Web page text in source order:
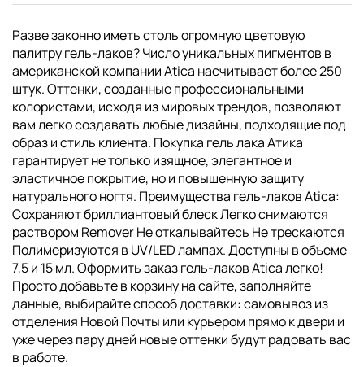
Разве законно иметь столь огромную цветовую
палитру гель-лаков? Число уникальных пигментов в
американской компании Atica насчитывает более 250
штук. Оттенки, созданные профессиональными
колористами, исходя из мировых трендов, позволяют
вам легко создавать любые дизайны, подходящие под
образ и стиль клиента. Покупка гель лака Атика
гарантирует не только изящное, элегантное и
эластичное покрытие, но и повышенную защиту
натурального ногтя. Преимущества гель-лаков Atica:
Сохраняют бриллиантовый блеск Легко снимаются
раствором Remover Не откалывайтесь Не трескаются
Полимеризуются в UV/LED лампах. Доступны в объеме
7,5 и 15 мл. Оформить заказ гель-лаков Atica легко!
Просто добавьте в корзину на сайте, заполняйте
данные, выбирайте способ доставки: самовывоз из
отделения Новой Почты или курьером прямо к двери и
уже через пару дней новые оттенки будут радовать вас
в работе.